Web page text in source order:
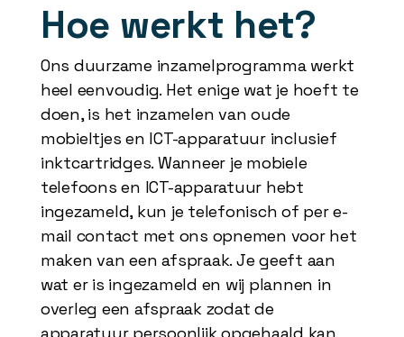
Hoe werkt het?
Ons duurzame inzamelprogramma werkt
heel eenvoudig. Het enige wat je hoeft te
doen, is het inzamelen van oude
mobieltjes en ICT-apparatuur inclusief
inktcartridges. Wanneer je mobiele
telefoons en ICT-apparatuur hebt
ingezameld, kun je telefonisch of per e-
mail contact met ons opnemen voor het
maken van een afspraak. Je geeft aan
wat er is ingezameld en wij plannen in
overleg een afspraak zodat de